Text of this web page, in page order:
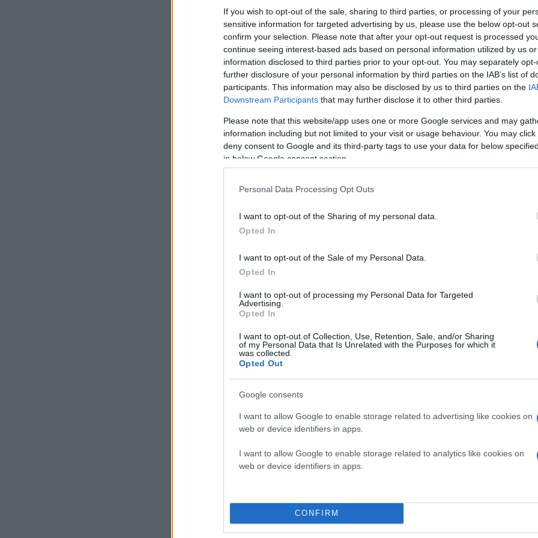
If you wish to opt-out of the sale, sharing to third parties, or processing of your
sensitive information for targeted advertising by us, please use the below opt-out
confirm your selection. Please note that after your opt-out request is processed
continue seeing interest-based ads based on personal information utilized by us
information disclosed to third parties prior to your opt-out. You may separately
further disclosure of your personal information by third parties on the IAB’s list of
participants. This information may also be disclosed by us to third parties on the
Downstream Participants that may further disclose it to other third parties.
Please note that this website/app uses one or more Google services and may
information including but not limited to your visit or usage behaviour. You may
deny consent to Google and its third-party tags to use your data for below
in below Google consent section.
Personal Data Processing Opt Outs
I want to opt-out of the Sharing of my personal data.
Opted In
I want to opt-out of the Sale of my Personal Data.
Opted In
I want to opt-out of processing my Personal Data for Targeted
Advertising.
Opted In
I want to opt-out of Collection, Use, Retention, Sale, and/or Sharing
of my Personal Data that Is Unrelated with the Purposes for which it
was collected.
Opted Out
Google consents
I want to allow Google to enable storage related to advertising like cookies on
web or device identifiers in apps.
I want to allow Google to enable storage related to analytics like cookies on
web or device identifiers in apps.
CONFIRM
Κτηνίατροι της υπηρεσίας αλλά και οι
κτηνοτροφικές μονάδες της περιοχής ενώ το
και ταφήςτων ζώων.